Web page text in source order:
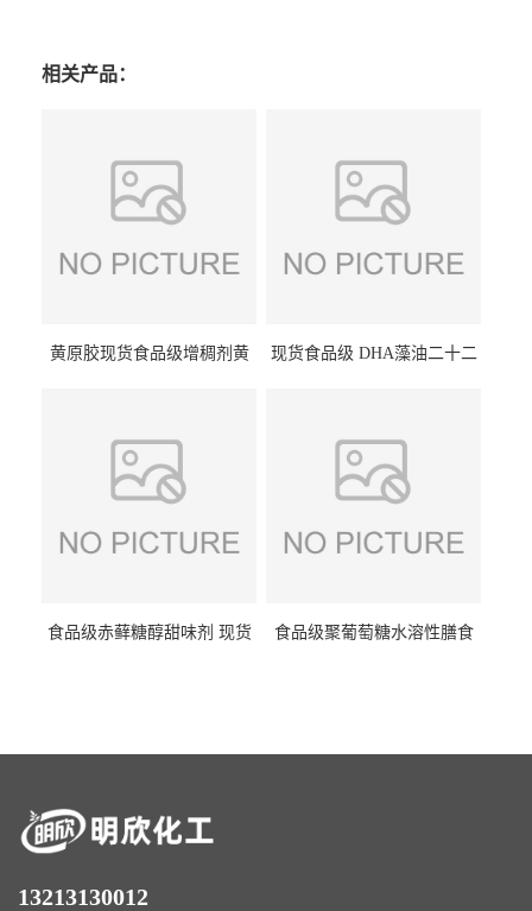
相关产品：
黄原胶现货食品级增稠剂黄
现货食品级 DHA藻油二十二
食品级赤藓糖醇甜味剂 现货
食品级聚葡萄糖水溶性膳食
13213130012